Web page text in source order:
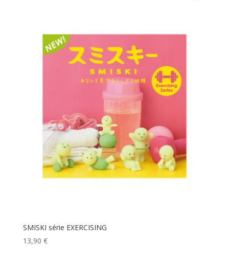
SMISKI série EXERCISING
13,90 €